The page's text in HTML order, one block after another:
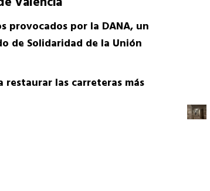
provocados por la DANA, un
de Solidaridad de la Unión
las carreteras más